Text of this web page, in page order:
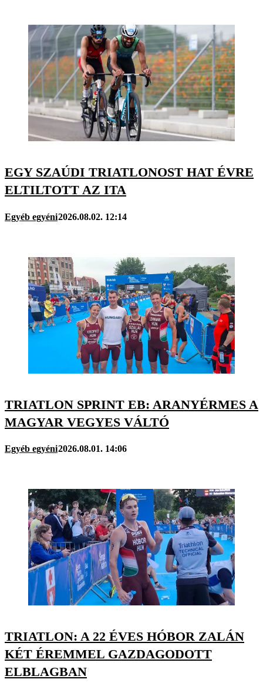
EGY SZAÚDI TRIATLONOST HAT ÉVRE
ELTILTOTT AZ ITA
Egyéb egyéni2026.08.02. 12:14
TRIATLON SPRINT EB: ARANYÉRMES A
MAGYAR VEGYES VÁLTÓ
Egyéb egyéni2026.08.01. 14:06
TRIATLON: A 22 ÉVES HÓBOR ZALÁN
KÉT ÉREMMEL GAZDAGODOTT
ELBLAGBAN